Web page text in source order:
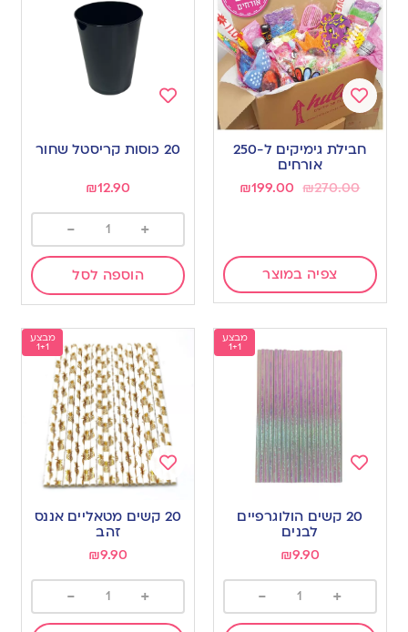
Add
to
wishlist
חבילת גימיקים ל-250
אורחים
₪270.00
₪199.00
צפיה במוצר
to
wishlist
20 כוסות קריסטל שחור
₪12.90
+
-
הוספה לסל
מבצע
1+1
wishlist
20 קשים הולוגרפיים
לבנים
₪9.90
+
-
מבצע
1+1
Add
to
wishlist
20 קשים מטאליים אננס
זהב
₪9.90
+
-